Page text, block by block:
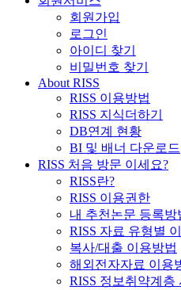
회원가입
로그인
아이디 찾기
비밀번호 찾기
About RISS
RISS 이용방법
RISS 지식더하기
DB연계 현황
BI 및 배너 다운로드
RISS 처음 방문 이세요?
RISS란?
RISS 이용권한
내 추천논문 등록방
RISS 자료 유형별
복사/대출 이용방법
해외전자자료 이용
RISS 정보취약계층